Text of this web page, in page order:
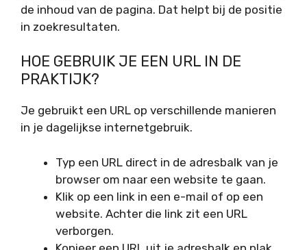
de inhoud van de pagina. Dat helpt bij de positie
in zoekresultaten.
HOE GEBRUIK JE EEN URL IN DE
PRAKTIJK?
Je gebruikt een URL op verschillende manieren
in je dagelijkse internetgebruik.
Typ een URL direct in de adresbalk van je
browser om naar een website te gaan.
Klik op een link in een e-mail of op een
website. Achter die link zit een URL
verborgen.